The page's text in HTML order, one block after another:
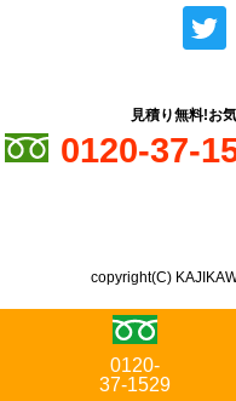
見積り無料!お
0120-37-
copyright(C)
0120-
37-1529